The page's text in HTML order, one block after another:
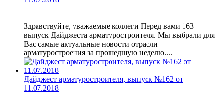
Здравствуйте, уважаемые коллеги Перед вами 163
выпуск Дайджеста арматуростроителя. Мы выбрали для
Вас самые актуальные новости отрасли
арматуростроения за прошедшую неделю....
Дайджест арматуростроителя, выпуск №162 от
11.07.2018